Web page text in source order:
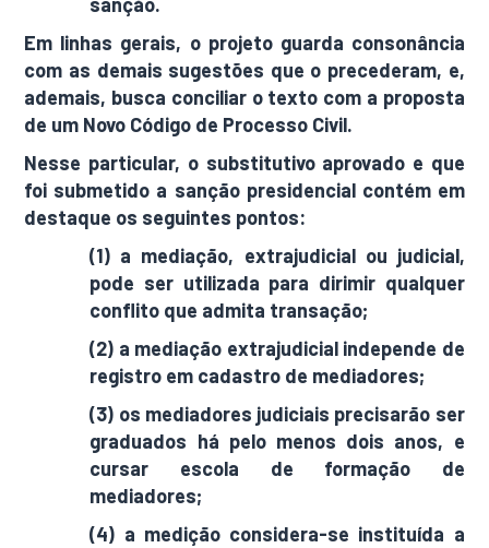
Em linhas gerais, o projeto guarda consonância
com as demais sugestões que o precederam, e,
ademais, busca conciliar o texto com a proposta
de um Novo Código de Processo Civil.
Nesse particular, o substitutivo aprovado e que
foi submetido a sanção presidencial contém em
destaque os seguintes pontos:
(1) a mediação, extrajudicial ou judicial,
pode ser utilizada para dirimir qualquer
conflito que admita transação;
(2) a mediação extrajudicial independe de
registro em cadastro de mediadores;
(3) os mediadores judiciais precisarão ser
graduados há pelo menos dois anos, e
cursar escola de formação de
mediadores;
(4) a medição considera-se instituída a